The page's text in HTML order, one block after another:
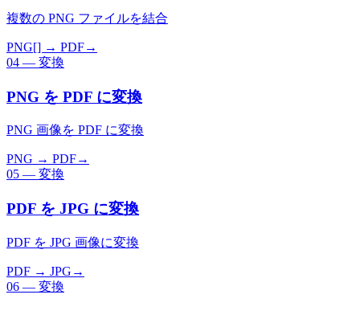
複数の PNG ファイルを結合
PNG[] → PDF→
04 — 変換
PNG を PDF に変換
PNG 画像を PDF に変換
PNG → PDF→
05 — 変換
PDF を JPG に変換
PDF を JPG 画像に変換
PDF → JPG →
06 — 変換